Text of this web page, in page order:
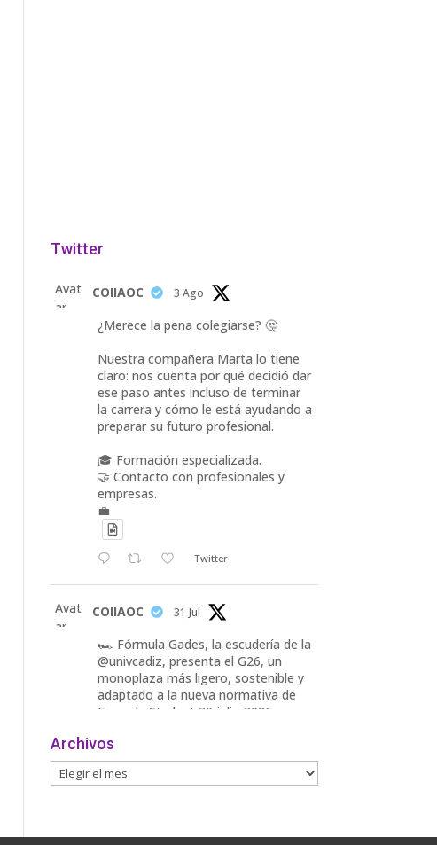
Twitter
Avat
ar
COIIAOC 3 Ago
¿Merece la pena colegiarse? 🤔
Nuestra compañera Marta lo tiene
claro: nos cuenta por qué decidió dar
ese paso antes incluso de terminar
la carrera y cómo le está ayudando a
preparar su futuro profesional.
🎓 Formación especializada.
🤝 Contacto con profesionales y
empresas.
💼
Twitter
Avat
ar
COIIAOC 31 Jul
🏎️ Fórmula Gades, la escudería de la
@univcadiz, presenta el G26, un
monoplaza más ligero, sostenible y
adaptado a la nueva normativa de
Formula Student 30 julio 2026.
En la presentación, que tuvo lugar
este miércoles, estuvieron presentes
María Luisa Bea, Presidenta
Archivos